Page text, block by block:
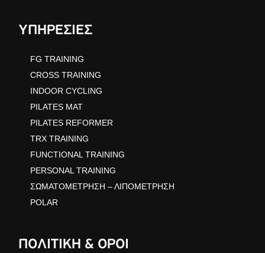
ΥΠΗΡΕΣΙΕΣ
FG TRAINING
CROSS TRAINING
INDOOR CYCLING
PILATES MAT
PILATES REFORMER
TRX TRAINING
FUNCTIONAL TRAINING
PERSONAL TRAINING
ΣΩΜΑΤΟΜΕΤΡΗΣΗ – ΛΙΠΟΜΕΤΡΗΣΗ
POLAR
ΠΟΛΙΤΙΚΗ & ΟΡΟΙ